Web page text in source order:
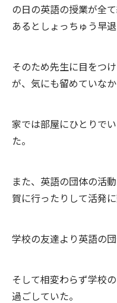
の日の英語の授業が全
あるとしょっちゅう早
そのため先生に目をつ
が、気にも留めていなか
家では部屋にひとりで
た。
また、英語の団体の活
賀に行ったりして活発に
学校の友達より英語の
そして相変わらず学校
過ごしていた。